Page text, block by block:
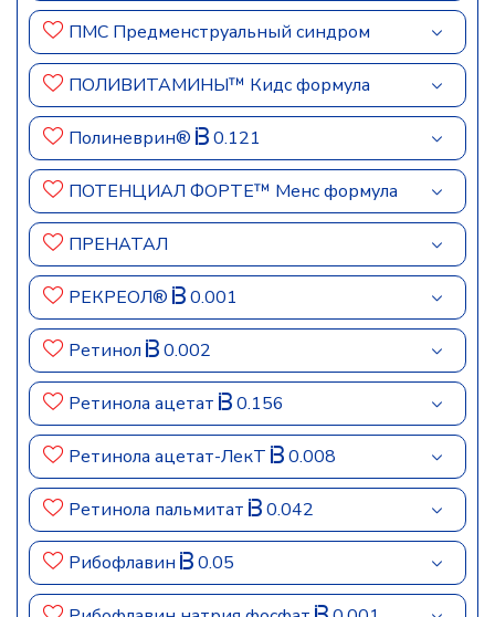
ПМС Предменструальный синдром
ПОЛИВИТАМИНЫ™ Кидс формула
Полиневрин® 0.121
ПОТЕНЦИАЛ ФОРТЕ™ Менс формула
ПРЕНАТАЛ
РЕКРЕОЛ® 0.001
Ретинол 0.002
Ретинола ацетат 0.156
Ретинола ацетат-ЛекТ 0.008
Ретинола пальмитат 0.042
Рибофлавин 0.05